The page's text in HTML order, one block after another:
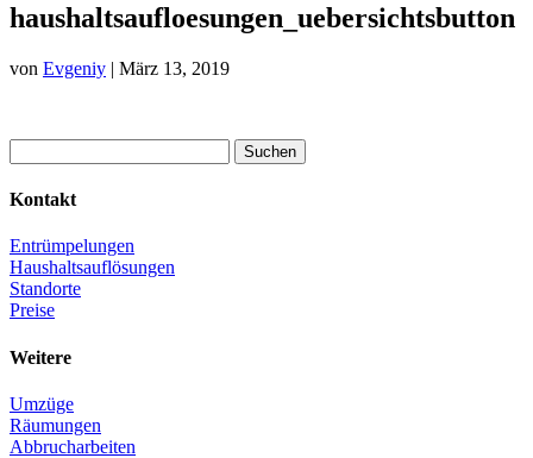
haushaltsaufloesungen_uebersichtsbutton
von Evgeniy | März 13, 2019
nach:
Kontakt
Entrümpelungen
Haushaltsauflösungen
Standorte
Preise
Weitere
Umzüge
Räumungen
Abbrucharbeiten